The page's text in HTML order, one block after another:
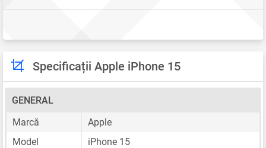
Specificații Apple iPhone 15
GENERAL
Marcă
Apple
Model
iPhone 15